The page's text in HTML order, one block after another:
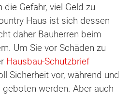
Gefahr, viel Geld zu
Haus ist sich dessen
daher Bauherren beim
Um Sie vor Schäden zu
Hausbau-Schutzbrief
Sicherheit vor, während und
werden. Aber auch